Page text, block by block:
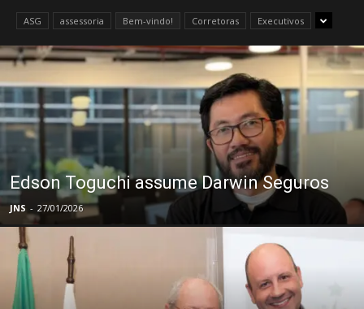
ASG assessoria Bem-vindo! Corretoras Executivos
Edson Toguchi assume Darwin Seguros
JNS - 27/01/2026